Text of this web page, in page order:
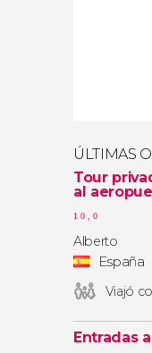
ÚLTIMAS
Tour
al
10,0
Alberto
España
Viajó
Entradas